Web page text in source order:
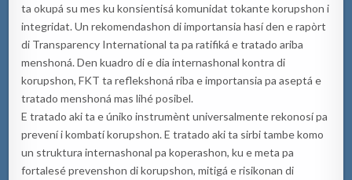
ta okupá su mes ku konsientisá komunidat tokante korupshon i
integridat. Un rekomendashon di importansia hasí den e rapòrt
di Transparency International ta pa ratifiká e tratado ariba
menshoná. Den kuadro di e dia internashonal kontra di
korupshon, FKT ta reflekshoná riba e importansia pa aseptá e
tratado menshoná mas lihé posibel.
E tratado aki ta e úniko instrumènt universalmente rekonosí pa
prevení i kombatí korupshon. E tratado aki ta sirbi tambe komo
un struktura internashonal pa koperashon, ku e meta pa
fortalesé prevenshon di korupshon, mitigá e risikonan di